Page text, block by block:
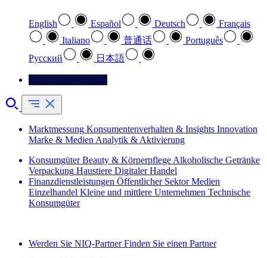
English Español Deutsch
Français
Italiano
普通话
Português
Pусский
日本語
Marktmessung Konsumentenverhalten & Insights Innovation
Marke & Medien Analytik & Aktivierung
Konsumgüter Beauty & Körperpflege Alkoholische Getränke
Verpackung Haustiere Digitaler Handel
Finanzdienstleistungen Öffentlicher Sektor Medien
Einzelhandel Kleine und mittlere Unternehmen Technische
Konsumgüter
Werden Sie NIQ-Partner Finden Sie einen Partner